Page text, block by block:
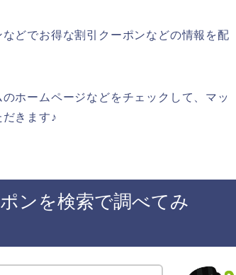
どでお得な割引クーポンなどの情報を配
ホームページなどをチェックして、マッ
きます♪
ンを検索で調べてみ